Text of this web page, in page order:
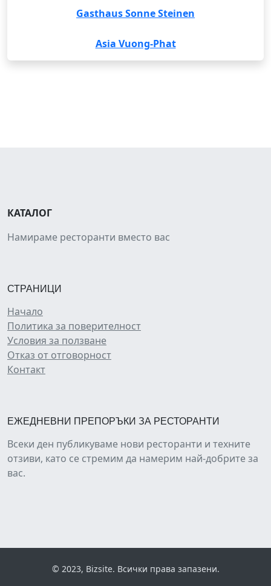
Gasthaus Sonne Steinen
Asia Vuong-Phat
КАТАЛОГ
Намираме ресторанти вместо вас
СТРАНИЦИ
Начало
Политика за поверителност
Условия за ползване
Отказ от отговорност
Контакт
ЕЖЕДНЕВНИ ПРЕПОРЪКИ ЗА РЕСТОРАНТИ
Всеки ден публикуваме нови ресторанти и техните
отзиви, като се стремим да намерим най-добрите за
вас.
© 2023, Bizsite. Всички права запазени.